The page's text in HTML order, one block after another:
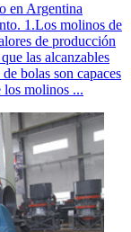
en Argentina
1.Los molinos de
de producción
las alcanzables
bolas son capaces
los molinos ...